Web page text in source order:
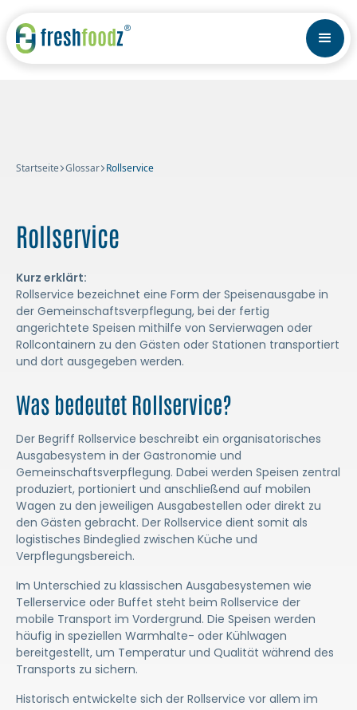
Startseite Glossar Rollservice
Rollservice
Kurz erklärt:
Rollservice bezeichnet eine Form der Speisenausgabe in
der Gemeinschaftsverpflegung, bei der fertig
angerichtete Speisen mithilfe von Servierwagen oder
Rollcontainern zu den Gästen oder Stationen transportiert
und dort ausgegeben werden.
Was bedeutet Rollservice?
Der Begriff Rollservice beschreibt ein organisatorisches
Ausgabesystem in der Gastronomie und
Gemeinschaftsverpflegung. Dabei werden Speisen zentral
produziert, portioniert und anschließend auf mobilen
Wagen zu den jeweiligen Ausgabestellen oder direkt zu
den Gästen gebracht. Der Rollservice dient somit als
logistisches Bindeglied zwischen Küche und
Verpflegungsbereich.
Im Unterschied zu klassischen Ausgabesystemen wie
Tellerservice oder Buffet steht beim Rollservice der
mobile Transport im Vordergrund. Die Speisen werden
häufig in speziellen Warmhalte- oder Kühlwagen
bereitgestellt, um Temperatur und Qualität während des
Transports zu sichern.
Historisch entwickelte sich der Rollservice vor allem im